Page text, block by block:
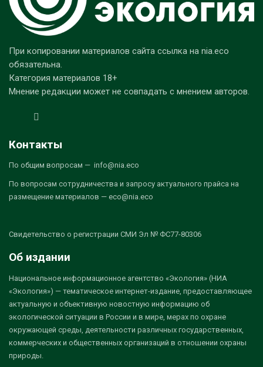
При копировании материалов сайта ссылка на nia.eco
обязательна.
Категория материалов 18+
Мнение редакции может не совпадать с мнением авторов.
Контакты
По общим вопросам — info@nia.eco
По вопросам сотрудничества и запросу актуального прайса на
размещение материалов — eco@nia.eco
Свидетельство о регистрации СМИ Эл № ФС77-80306
Об издании
Национальное информационное агентство «Экология» (НИА
«Экология») — тематическое интернет-издание, предоставляющее
актуальную и объективную новостную информацию об
экологической ситуации в России и в мире, мерах по охране
окружающей среды, деятельности различных государственных,
коммерческих и общественных организаций в отношении охраны
природы.